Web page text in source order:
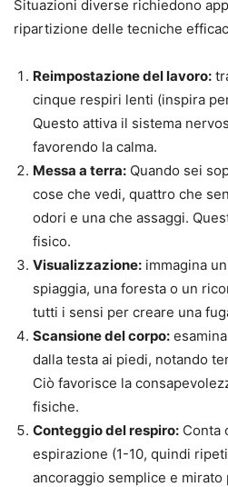
Situazioni diverse richiedono
ripartizione delle tecniche
Reimpostazione del lavoro:
cinque respiri lenti (inspira
Questo attiva il sistema
favorendo la calma.
Messa a terra: Quando sei
cose che vedi, quattro che
odori e una che assaggi.
fisico.
Visualizzazione: immagina
spiaggia, una foresta o un
tutti i sensi per creare una
Scansione del corpo:
dalla testa ai piedi, notando
Ciò favorisce la
fisiche.
Conteggio del respiro: Conta
espirazione (1-10, quindi
ancoraggio semplice e mirato